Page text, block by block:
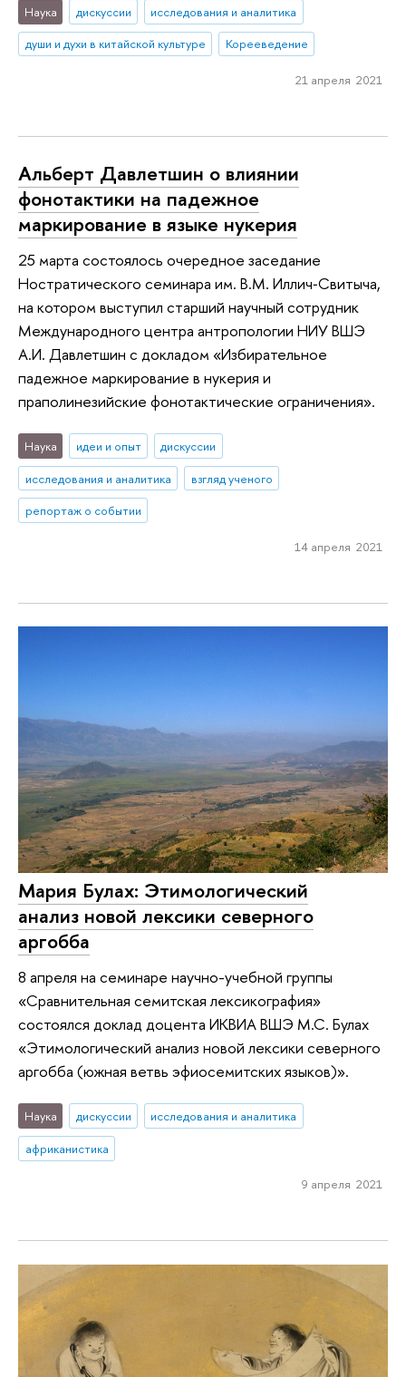
Наука дискуссии
исследования и аналитика
души и духи в китайской культуре
Корееведение
21 апреля 2021
Альберт Давлетшин о влиянии
фонотактики на падежное
маркирование в языке нукерия
25 марта состоялось очередное заседание
Ностратического семинара им. В.М. Иллич‑Свитыча,
на котором выступил старший научный сотрудник
Международного центра антропологии НИУ ВШЭ
А.И. Давлетшин с докладом «Избирательное
падежное маркирование в нукерия и
праполинезийские фонотактические ограничения».
Наука идеи и опыт
дискуссии
исследования и аналитика
взгляд ученого
репортаж о событии
14 апреля 2021
Мария Булах: Этимологический
анализ новой лексики северного
аргобба
8 апреля на семинаре научно-учебной группы
«Сравнительная семитская лексикография»
состоялся доклад доцента ИКВИА ВШЭ М.С. Булах
«Этимологический анализ новой лексики северного
аргобба (южная ветвь эфиосемитских языков)».
Наука дискуссии
исследования и аналитика
африканистика
9 апреля 2021